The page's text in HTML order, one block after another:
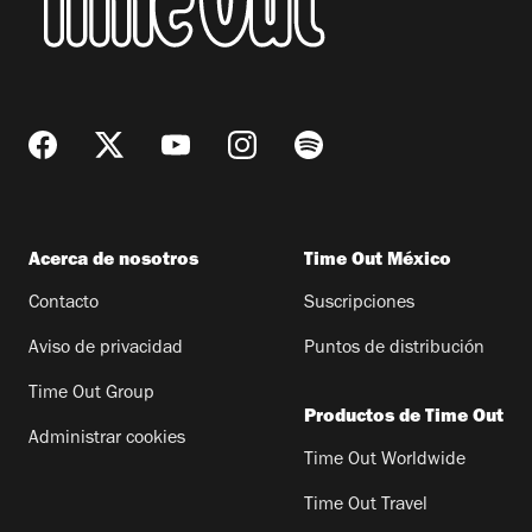
Acerca de nosotros
Contacto
Aviso de privacidad
Time Out Group
Administrar cookies
Time Out México
Suscripciones
Puntos de distribución
Productos de Time Out
Time Out Worldwide
Time Out Travel